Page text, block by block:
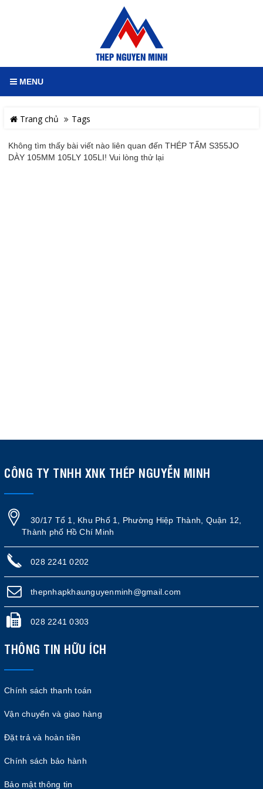
MENU
Trang chủ Tags
Không tìm thấy bài viết nào liên quan đến THÉP TẤM S355JO
DÀY 105MM 105LY 105LI! Vui lòng thử lại
CÔNG TY TNHH XNK THÉP NGUYỄN MINH
30/17 Tổ 1, Khu Phố 1, Phường Hiệp Thành, Quận 12,
Thành phố Hồ Chí Minh
028 2241 0202
thepnhapkhaunguyenminh@gmail.com
028 2241 0303
THÔNG TIN HỮU ÍCH
Chính sách thanh toán
Vận chuyển và giao hàng
Đặt trả và hoàn tiền
Chính sách bảo hành
Bảo mật thông tin